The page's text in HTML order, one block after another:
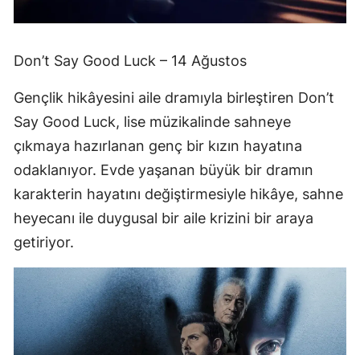
Don’t Say Good Luck – 14 Ağustos
Gençlik hikâyesini aile dramıyla birleştiren Don’t
Say Good Luck, lise müzikalinde sahneye
çıkmaya hazırlanan genç bir kızın hayatına
odaklanıyor. Evde yaşanan büyük bir dramın
karakterin hayatını değiştirmesiyle hikâye, sahne
heyecanı ile duygusal bir aile krizini bir araya
getiriyor.